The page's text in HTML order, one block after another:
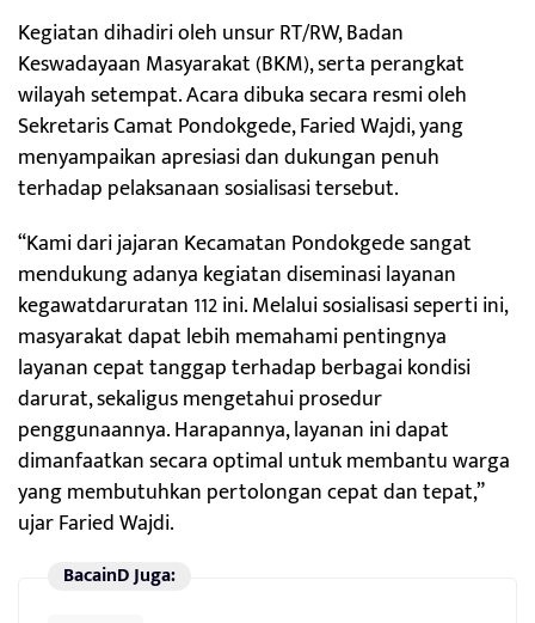
Kegiatan dihadiri oleh unsur RT/RW, Badan
Keswadayaan Masyarakat (BKM), serta perangkat
wilayah setempat. Acara dibuka secara resmi oleh
Sekretaris Camat Pondokgede, Faried Wajdi, yang
menyampaikan apresiasi dan dukungan penuh
terhadap pelaksanaan sosialisasi tersebut.
“Kami dari jajaran Kecamatan Pondokgede sangat
mendukung adanya kegiatan diseminasi layanan
kegawatdaruratan 112 ini. Melalui sosialisasi seperti ini,
masyarakat dapat lebih memahami pentingnya
layanan cepat tanggap terhadap berbagai kondisi
darurat, sekaligus mengetahui prosedur
penggunaannya. Harapannya, layanan ini dapat
dimanfaatkan secara optimal untuk membantu warga
yang membutuhkan pertolongan cepat dan tepat,”
ujar Faried Wajdi.
BacainD Juga: